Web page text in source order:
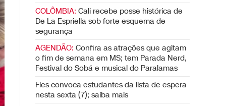
COLÔMBIA: Cali recebe posse histórica de
De La Espriella sob forte esquema de
segurança
AGENDÃO: Confira as atrações que agitam
o fim de semana em MS; tem Parada Nerd,
Festival do Sobá e musical do Paralamas
Fies convoca estudantes da lista de espera
nesta sexta (7); saiba mais